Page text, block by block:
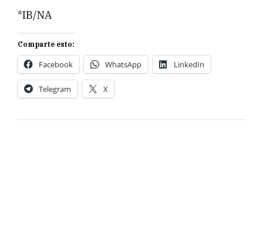
*IB/NA
Comparte esto:
Facebook WhatsApp LinkedIn
Telegram X